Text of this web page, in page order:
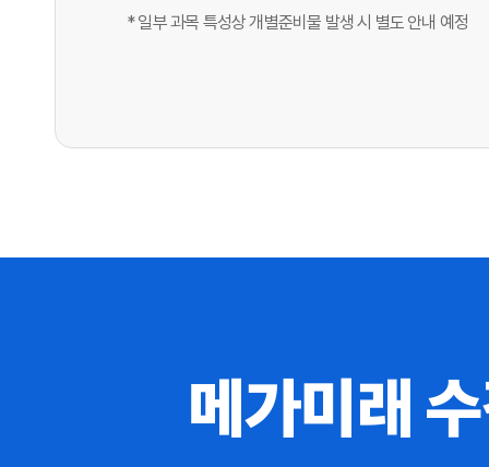
* 일부 과목 특성상 개별준비물 발생 시 별도 안내 예정
메가미래